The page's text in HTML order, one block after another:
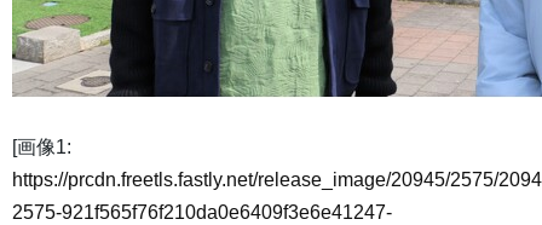
[画像1:
https://prcdn.freetls.fastly.net/release_image/20945/2575/
2575-921f565f76f210da0e6409f3e6e41247-